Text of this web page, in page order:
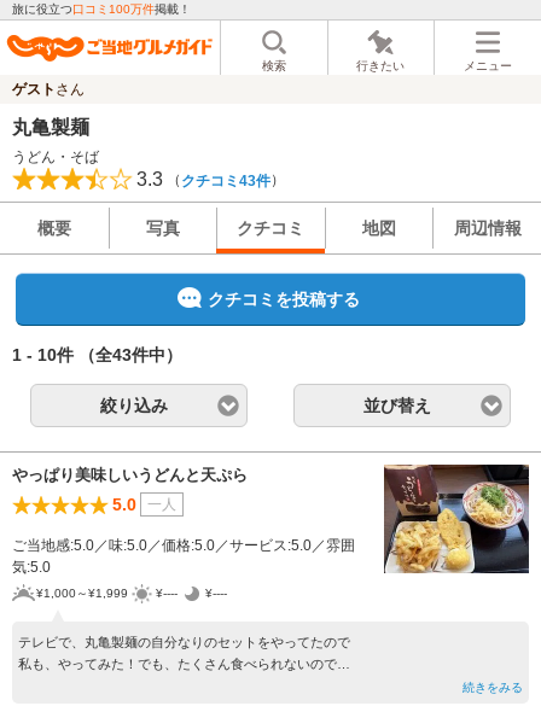
旅に役立つ口コミ100万件掲載！
検索 行きたい メニュー
ゲスト さん
丸亀製麺
うどん・そば
3.3 （ クチコミ43件）
概要 写真 クチコミ 地図 周辺情報
クチコミを投稿する
1 - 10件 （全43件中）
絞り込み 並び替え
やっぱり美味しいうどんと天ぷら
5.0 一人
ご当地感:5.0／味:5.0／価格:5.0／サービス:5.0／雰囲
気:5.0
¥1,000～¥1,999 ¥---- ¥----
テレビで、丸亀製麺の自分なりのセットをやってたので
私も、やってみた！でも、たくさん食べられないので
続きをみる